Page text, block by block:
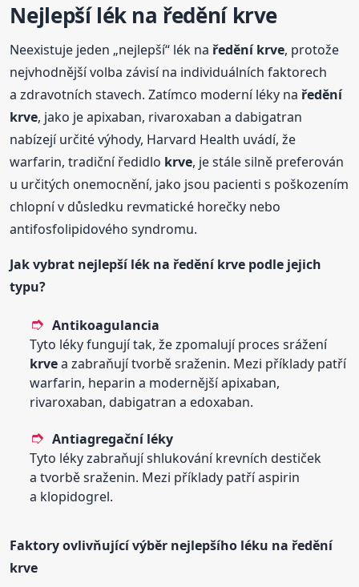
Nejlepší lék na ředění krve
Neexistuje jeden „nejlepší“ lék naředění krve, protože
nejvhodnější volba závisí na individuálních faktorech
a zdravotních stavech. Zatímco moderní léky naředění
krve, jako je apixaban, rivaroxaban a dabigatran
nabízejí určité výhody, Harvard Health uvádí, že
warfarin, tradiční ředidlo krve, je stále silně preferován
u určitých onemocnění, jako jsou pacienti s poškozením
chlopní v důsledku revmatické horečky nebo
antifosfolipidového syndromu.
Jak vybrat nejlepší lék naředění krve podle jejich
typu?
Antikoagulancia
Tyto léky fungují tak, že zpomalují proces srážení
krvea zabraňují tvorbě sraženin. Mezi příklady patří
warfarin, heparin a modernější apixaban,
rivaroxaban, dabigatran a edoxaban.
Antiagregační léky
Tyto léky zabraňují shlukování krevních destiček
a tvorbě sraženin. Mezi příklady patří aspirin
a klopidogrel.
Faktory ovlivňující výběr nejlepšího léku naředění
krve